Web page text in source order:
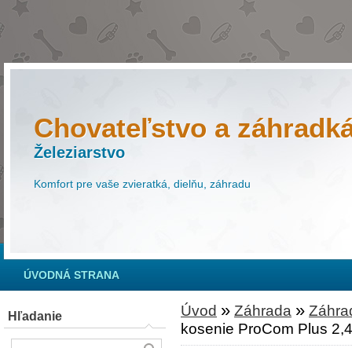
Chovateľstvo a
Železiarstvo
Komfort pre vaše zvieratká, dielňu, záhradu
ÚVODNÁ STRANA
Hľadanie Úvod » Záhrada »
kosenie ProCom Plus